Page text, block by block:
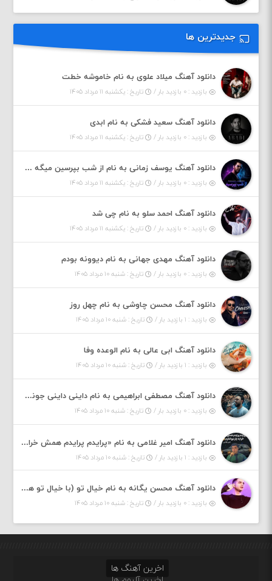
جدیدترین ها
دانلود آهنگ میلاد علوی به نام خاموشه خطت
بازدید : ۰ بازدید بار / تاریخ : یکشنبه ۱۱ مرداد ۱۴۰۵
دانلود آهنگ سعید فشکی به نام ابدی
بازدید : ۰ بازدید بار / تاریخ : یکشنبه ۱۱ مرداد ۱۴۰۵
دانلود آهنگ یوسف زمانی به نام از شب بپرسین میگه چه روزگاری دارم
بازدید : ۰ بازدید بار / تاریخ : یکشنبه ۱۱ مرداد ۱۴۰۵
دانلود آهنگ احمد سلو به نام چی شد
بازدید : ۰ بازدید بار / تاریخ : یکشنبه ۱۱ مرداد ۱۴۰۵
دانلود آهنگ مهدی جهانی به نام دیوونه بودم
بازدید : ۰ بازدید بار / تاریخ : شنبه ۱۰ مرداد ۱۴۰۵
دانلود آهنگ محسن چاوشی به نام چهل روز
بازدید : ۱ بازدید بار / تاریخ : شنبه ۱۰ مرداد ۱۴۰۵
دانلود آهنگ ابی عالی به نام الوعده وفا
بازدید : ۱ بازدید بار / تاریخ : شنبه ۱۰ مرداد ۱۴۰۵
دانلود آهنگ مصطفی ابراهیمی به نام داینی داینی جونم قربون پنج تیر پرونم
بازدید : ۰ بازدید بار / تاریخ : شنبه ۱۰ مرداد ۱۴۰۵
دانلود آهنگ امیر غلامی به نام «پرایدم پرایدم همش خرابه یار نیو کنارم دیگه پولی نداروم (ریمیکس اینستاگرام)»
بازدید : ۱ بازدید بار / تاریخ : شنبه ۱۰ مرداد ۱۴۰۵
دانلود آهنگ محسن یگانه به نام خیال تو (با خیال تو هنوزم مثل هر روز و همیشه ریمیکس)
بازدید : ۰ بازدید بار / تاریخ : شنبه ۱۰ مرداد ۱۴۰۵
اخرین آهنگ ها